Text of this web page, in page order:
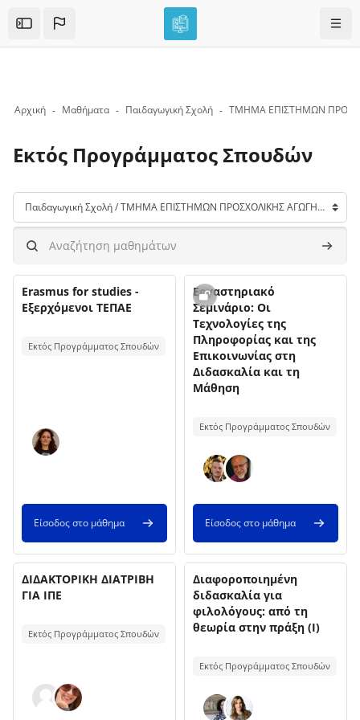
Skip to sidebar navigation menu
Skip to mobile navigation menu
Skip to top bar navigation menu
Μετάβαση στο κεντρικό περιεχόμενο
Open the sidebar
Αρχική Μαθήματα Παιδαγωγική Σχολή
Εκτός Προγράμματος Σπουδών
Μπλοκ
Κατηγορίες μαθημάτων
Αναζήτηση μαθημάτων
Εικόνα μαθήματος
Όνομα μαθήματος
Erasmus for studies -
Εξερχόμενοι ΤΕΠΑΕ
Εκτός Προγράμματος Σπουδών
Είσοδος στο μάθημα
Εικόνα μαθήματος
Όνομα μαθήματος
Εργαστηριακό
Σεμινάριο: Οι
Τεχνολογίες της
Πληροφορίας και της
Επικοινωνίας στη
Διδασκαλία και τη
Μάθηση
Εκτός Προγράμματος Σπουδών
Είσοδος στο μάθημα
Εικόνα μαθήματος
Όνομα μαθήματος
ΔΙΔΑΚΤΟΡΙΚΗ ΔΙΑΤΡΙΒΗ
ΓΙΑ ΙΠΕ
Εκτός Προγράμματος Σπουδών
Εικόνα μαθήματος
Όνομα μαθήματος
Διαφοροποιημένη
διδασκαλία για
φιλολόγους: από τη
θεωρία στην πράξη (Ι)
Εκτός Προγράμματος Σπουδών